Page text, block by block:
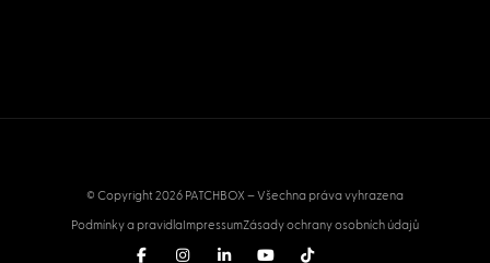
© Copyright 2026 PATCHBOX – Všechna práva vyhrazena
Podmínky a pravidla ImpressumZásady ochrany osobních údajů